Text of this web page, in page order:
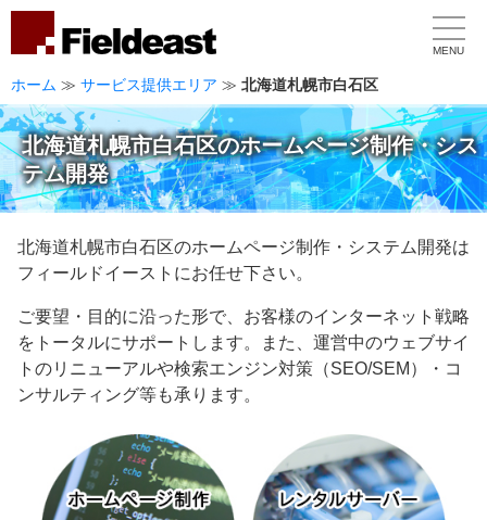
MENU
ホーム ≫ サービス提供エリア ≫ 北海道札幌市白石区
北海道札幌市白石区のホームページ制作・シス
テム開発
北海道札幌市白石区のホームページ制作・システム開発は
フィールドイーストにお任せ下さい。
ご要望・目的に沿った形で、お客様のインターネット戦略
をトータルにサポートします。また、運営中のウェブサイ
トのリニューアルや検索エンジン対策（SEO/SEM）・コ
ンサルティング等も承ります。